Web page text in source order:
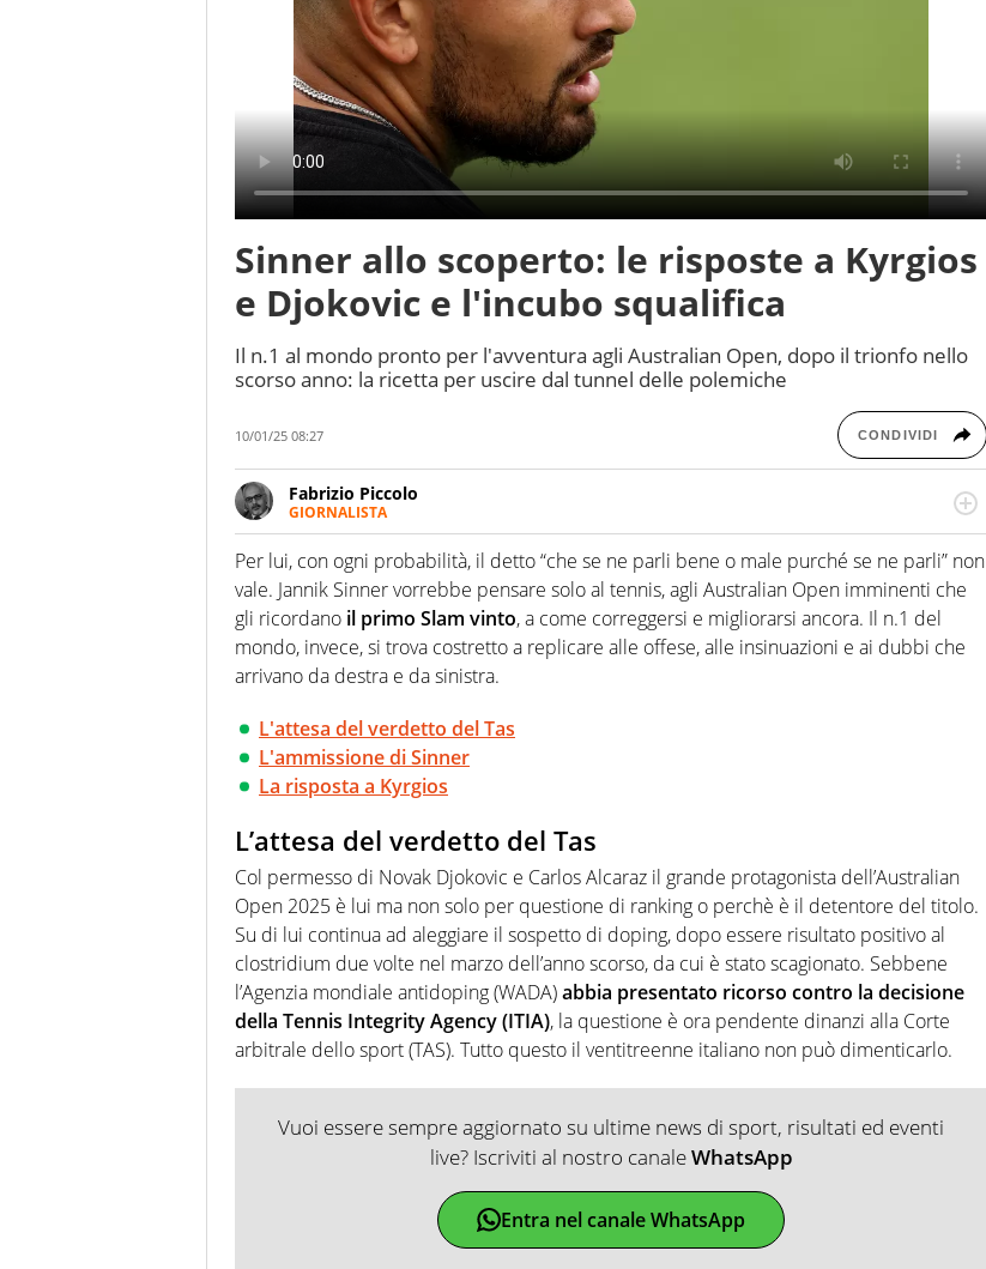
Sinner allo scoperto: le risposte a Kyrgios
e Djokovic e l'incubo squalifica
Il n.1 al mondo pronto per l'avventura agli Australian Open, dopo il trionfo nello
scorso anno: la ricetta per uscire dal tunnel delle polemiche
10/01/25 08:27 CONDIVIDI
Fabrizio Piccolo
GIORNALISTA
Nella sua carriera ha seguito numerose manifestazioni sportive e collaborato con
agenzie e testate. Esperienza, competenza, conoscenza e memoria storica. Si occupa
prevalentemente di calcio
Per lui, con ogni probabilità, il detto “che se ne parli bene o male purché se ne parli” non
vale. Jannik Sinner vorrebbe pensare solo al tennis, agli Australian Open imminenti che
gli ricordano il primo Slam vinto, a come correggersi e migliorarsi ancora. Il n.1 del
mondo, invece, si trova costretto a replicare alle offese, alle insinuazioni e ai dubbi che
arrivano da destra e da sinistra.
L'attesa del verdetto del Tas
L'ammissione di Sinner
La risposta a Kyrgios
L’attesa del verdetto del Tas
Col permesso di Novak Djokovic e Carlos Alcaraz il grande protagonista dell’Australian
Open 2025 è lui ma non solo per questione di ranking o perchè è il detentore del titolo.
Su di lui continua ad aleggiare il sospetto di doping, dopo essere risultato positivo al
clostridium due volte nel marzo dell’anno scorso, da cui è stato scagionato. Sebbene
l’Agenzia mondiale antidoping (WADA)abbia presentato ricorso contro la decisione
della Tennis Integrity Agency (ITIA), la questione è ora pendente dinanzi alla Corte
arbitrale dello sport (TAS). Tutto questo il ventitreenne italiano non può dimenticarlo.
Vuoi essere sempre aggiornato su ultime news di sport, risultati ed eventi
live? Iscriviti al nostro canaleWhatsApp
Entra nel canale WhatsApp